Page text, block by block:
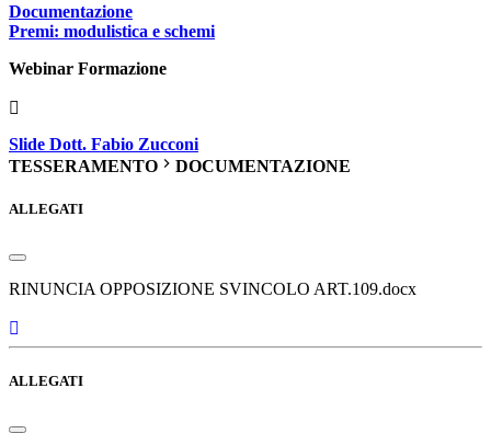
Documentazione
Premi: modulistica e schemi
Webinar Formazione
Slide Dott. Fabio Zucconi
TESSERAMENTO
DOCUMENTAZIONE
ALLEGATI
RINUNCIA OPPOSIZIONE SVINCOLO ART.109.docx
ALLEGATI